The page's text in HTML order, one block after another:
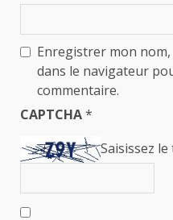
Enregistrer mon
dans le navigateur
commentaire.
CAPTCHA*
Saisissez